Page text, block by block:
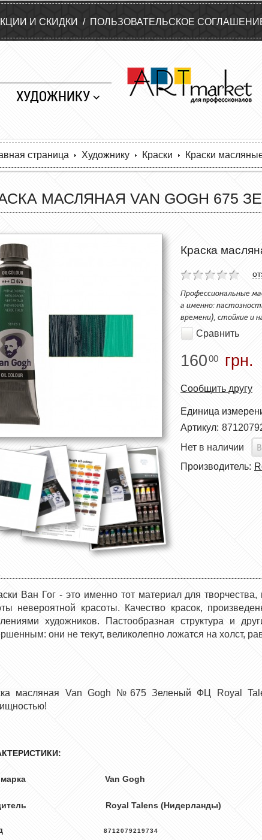
И СКИДКИ / ПОЛЬЗОВАТЕЛЬСКОЕ
ХУДОЖНИКУ
страница Художнику Краски Краски
МАСЛЯНАЯ VAN GOGH 675
Краска
Профессиональные
а именно:
времени), стойкие и
Сравнить
16000 грн.
Сообщить другу
Единица
Артикул:
Нет в наличии
Производитель:
Ван Гог - это именно тот материал для
невероятной красоты. Качество красок,
художников. Пастообразная структура и
они не текут, великолепно ложатся на холст,
масляная Van Gogh №675 Зеленый ФЦ
Royal
марка Van Gogh
Royal Talens (Нидерланды)
8712079219734